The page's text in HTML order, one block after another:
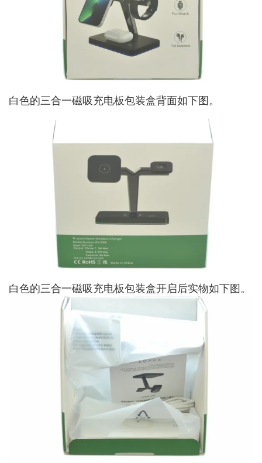
白色的三合一磁吸充电板包装盒背面如下图。
白色的三合一磁吸充电板包装盒开启后实物如下图。